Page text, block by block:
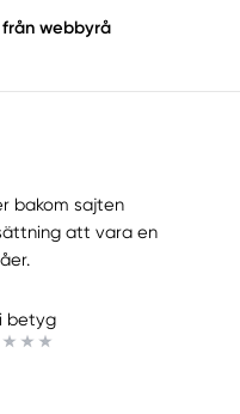
webbyrå
bakom sajten
att vara en
betyg